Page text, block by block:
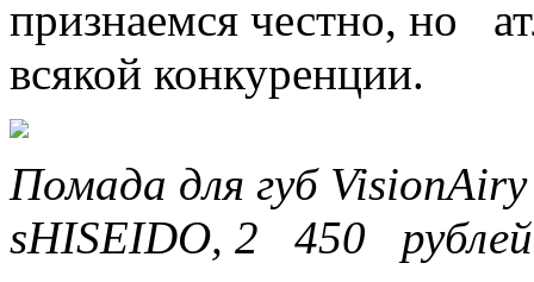
признаемся честно, но
всякой конкуренции.
Помада для губ
sHISEIDO, 2 450 рублей